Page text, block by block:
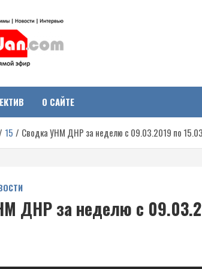
война на
включая события в Новороссии,
О САЙТЕ
15 Сводка УНМ ДНР за неделю с 09.03.2019 по
ДНР за неделю с